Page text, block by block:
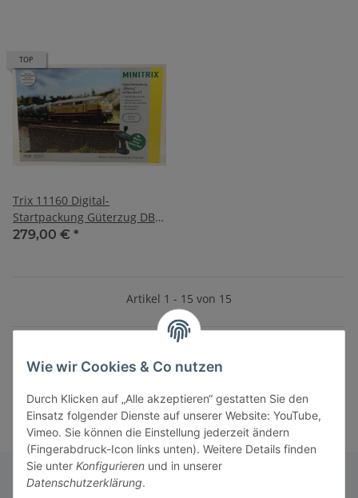
TOP
Trix 11160 Digital-
Startpackung Güterzug DB
AG, Ep. VI
279,00 € *
Artikel 1 - 15 von 15
Wie wir Cookies & Co nutzen
Durch Klicken auf „Alle akzeptieren“ gestatten Sie den
Einsatz folgender Dienste auf unserer Website: YouTube,
Vimeo. Sie können die Einstellung jederzeit ändern
(Fingerabdruck-Icon links unten). Weitere Details finden
Sie unter Konfigurieren und in unserer
Datenschutzerklärung.